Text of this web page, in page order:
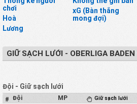
chơi
Hoà
Lương
xG (Bàn thắng
mong đợi)
GIỮ SẠCH LƯỚI - OBERLIGA
Đội - Giữ sạch lưới
# Đội MP Giữ sạch lưới